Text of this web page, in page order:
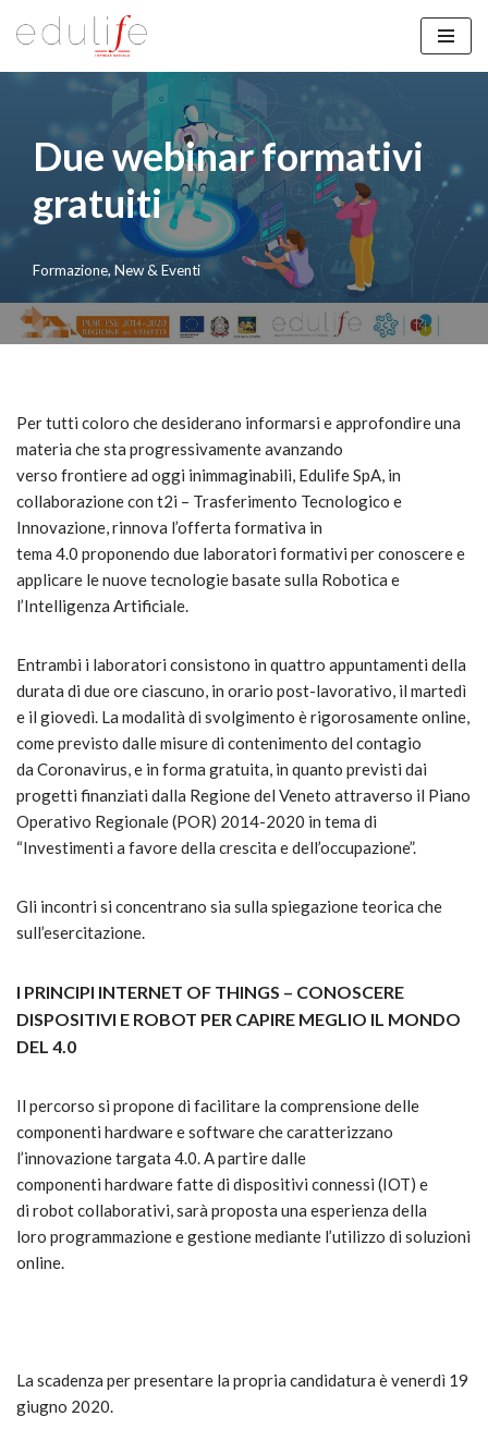
Due webinar formativi
gratuiti
Formazione, New & Eventi
Per tutti coloro che desiderano informarsi e approfondire una
materia che sta progressivamente avanzando
verso frontiere ad oggi inimmaginabili, Edulife SpA, in
collaborazione con t2i – Trasferimento Tecnologico e
Innovazione, rinnova l’offerta formativa in
tema 4.0 proponendo due laboratori formativi per conoscere e
applicare le nuove tecnologie basate sulla Robotica e
l’Intelligenza Artificiale.
Entrambi i laboratori consistono in quattro appuntamenti della
durata di due ore ciascuno, in orario post-lavorativo, il martedì
e il giovedì. La modalità di svolgimento è rigorosamente online,
come previsto dalle misure di contenimento del contagio
da Coronavirus, e in forma gratuita, in quanto previsti dai
progetti finanziati dalla Regione del Veneto attraverso il Piano
Operativo Regionale (POR) 2014-2020 in tema di
“Investimenti a favore della crescita e dell’occupazione”.
Gli incontri si concentrano sia sulla spiegazione teorica che
sull’esercitazione.
I PRINCIPI INTERNET OF THINGS – CONOSCERE
DISPOSITIVI E ROBOT PER CAPIRE MEGLIO IL MONDO
DEL 4.0
Il percorso si propone di facilitare la comprensione delle
componenti hardware e software che caratterizzano
l’innovazione targata 4.0. A partire dalle
componenti hardware fatte di dispositivi connessi (IOT) e
di robot collaborativi, sarà proposta una esperienza della
loro programmazione e gestione mediante l’utilizzo di soluzioni
online.
La scadenza per presentare la propria candidatura è venerdì 19
giugno 2020.